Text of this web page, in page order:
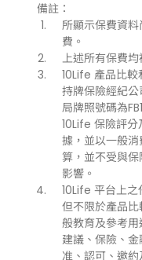
備註：
所顯示保費資
費。
上述所有保費均
10Life 產品比
持牌保險經紀
局牌照號碼為
10Life 保險評
據，並以一般
算，並不受與
影響。
10Life 平台上
但不限於產品
般教育及參考
建議、保險、
准、認可、邀